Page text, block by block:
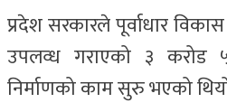
प्रदेश सरकारले पूर्वाधार
उपलव्ध गराएको ३
निर्माणको काम सुरु भएको